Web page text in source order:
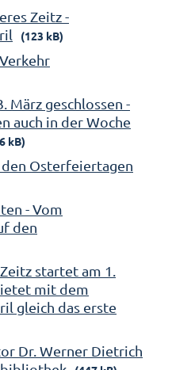
Zeitz -
(123 kB)
März geschlossen -
auch in der Woche
kB)
Osterfeiertagen
- Vom
den
startet am 1.
mit dem
gleich das erste
Dr. Werner Dietrich